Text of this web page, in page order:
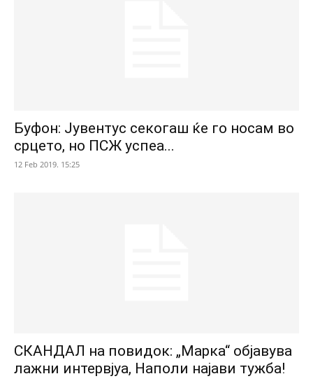
Буфон: Јувентус секогаш ќе го носам во
срцето, но ПСЖ успеа...
12 Feb 2019. 15:25
СКАНДАЛ на повидок: „Марка“ објавува
лажни интервјуа, Наполи најави тужба!